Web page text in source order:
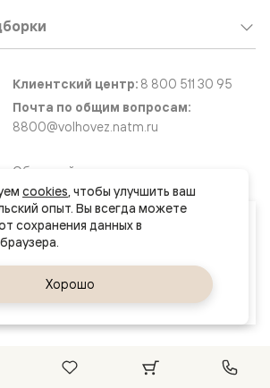
Ваш город
Хабаровск
Клиентский центр: 8 800 511 30 95
Почта по общим вопросам:
8800@volhovez.natm.ru
Обратный звонок
офертой
cookies, чтобы улучшить ваш
опыт. Вы всегда можете
сохранения данных в
Хорошо